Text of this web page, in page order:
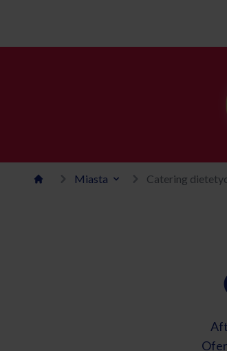
Miasta Catering